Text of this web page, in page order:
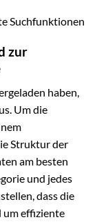
Suchfunktionen
zur
haben,
Um die
Struktur der
am besten
und jedes
dass die
um effiziente